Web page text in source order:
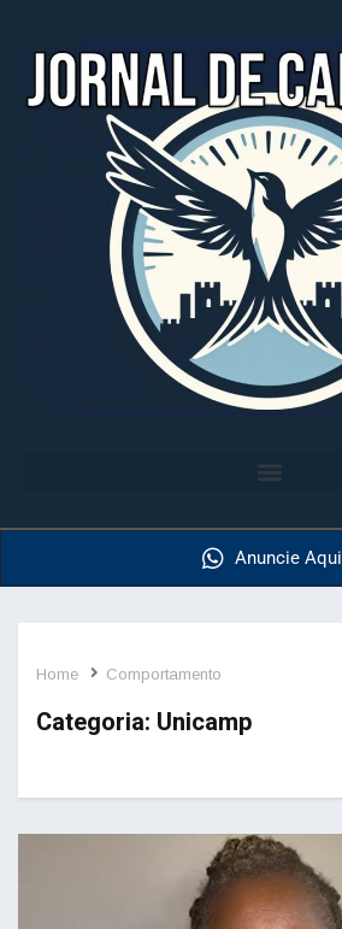
Anuncie Aqui
Home Comportamento
Categoria: Unicamp